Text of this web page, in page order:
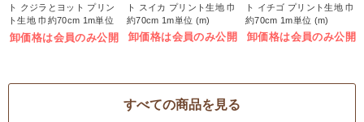
ト クジラとヨット プリン
ト生地 巾約70cm 1m単位
(m)
卸価格は会員のみ公開
ト スイカ プリント生地 巾
約70cm 1m単位 (m)
卸価格は会員のみ公開
ト イチゴ プリント生地 巾
約70cm 1m単位 (m)
卸価格は会員のみ公開
すべての商品を見る